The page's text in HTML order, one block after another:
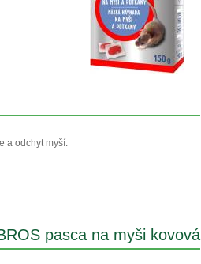
a odchyt myší.
pasca na myši kovová